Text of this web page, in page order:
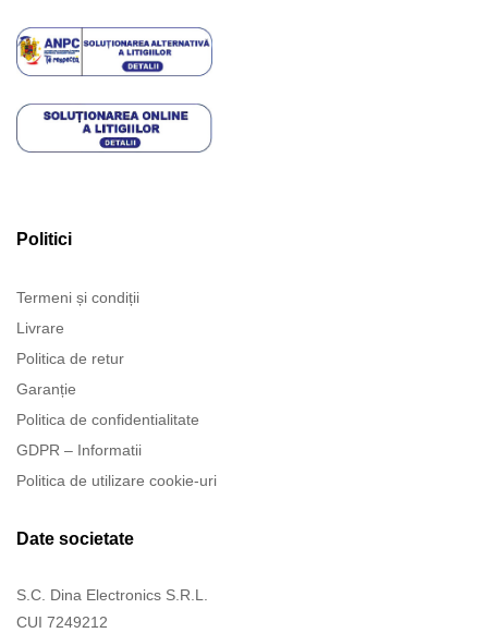
Politici
Termeni și condiții
Livrare
Politica de retur
Garanție
Politica de confidentialitate
GDPR – Informatii
Politica de utilizare cookie-uri
Date societate
S.C. Dina Electronics S.R.L.
CUI 7249212